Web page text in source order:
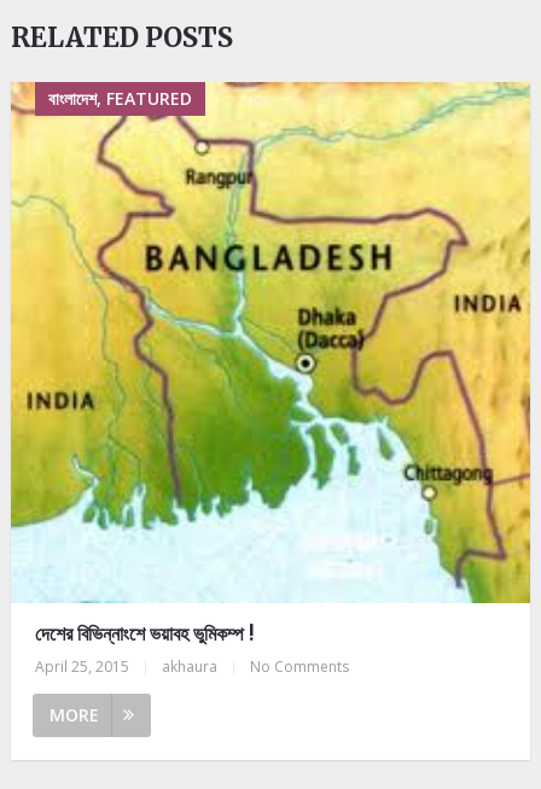
RELATED POSTS
বাংলাদেশ, FEATURED
দেশের বিভিন্নাংশে ভয়াবহ ভুমিকম্প !
April 25, 2015 akhaura No Comments
MORE